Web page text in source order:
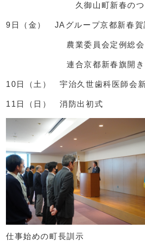
久御山町新春のつ
9日（金） JAグループ京都新春賀
農業委員会定例総会
連合京都新春旗開き
10日（土） 宇治久世歯科医師会
11日（日） 消防出初式
仕事始めの町長訓示